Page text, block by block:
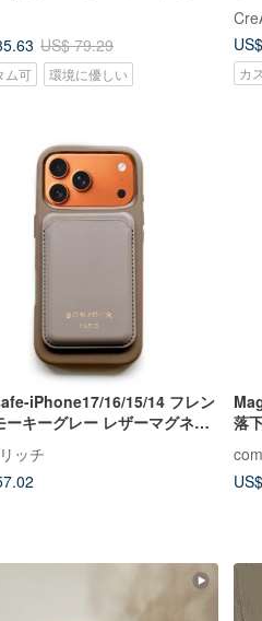
US$ 79.29
ム可 環境に優しい カ
iPhone17/16/15/14 フレン
ーキーグレー レザーマグネッ
ッチ
落